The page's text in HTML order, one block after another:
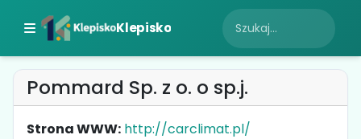
Klepisko
Pommard Sp. z o. o sp.j.
Strona WWW: http://carclimat.pl/